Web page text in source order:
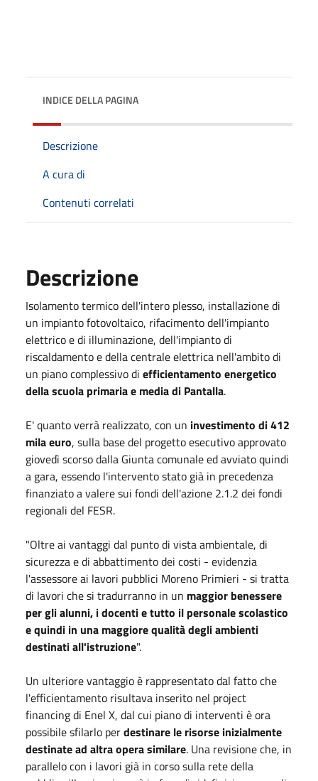
INDICE DELLA PAGINA
Descrizione
A cura di
Contenuti correlati
Descrizione
Isolamento termico dell'intero plesso, installazione di
un impianto fotovoltaico, rifacimento dell'impianto
elettrico e di illuminazione, dell'impianto di
riscaldamento e della centrale elettrica nell'ambito di
un piano complessivo di efficientamento energetico
della scuola primaria e media di Pantalla.
E' quanto verrà realizzato, con un investimento di 412
mila euro, sulla base del progetto esecutivo approvato
giovedì scorso dalla Giunta comunale ed avviato quindi
a gara, essendo l'intervento stato già in precedenza
finanziato a valere sui fondi dell'azione 2.1.2 dei fondi
regionali del FESR.
"Oltre ai vantaggi dal punto di vista ambientale, di
sicurezza e di abbattimento dei costi - evidenzia
l'assessore ai lavori pubblici Moreno Primieri - si tratta
di lavori che si tradurranno in un maggior benessere
per gli alunni, i docenti e tutto il personale scolastico
e quindi in una maggiore qualità degli ambienti
destinati all'istruzione".
Un ulteriore vantaggio è rappresentato dal fatto che
l'efficientamento risultava inserito nel project
financing di Enel X, dal cui piano di interventi è ora
possibile sfilarlo perdestinare le risorse inizialmente
destinate ad altra opera similare. Una revisione che, in
parallelo con i lavori già in corso sulla rete della